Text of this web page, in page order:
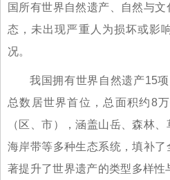
国所有世界自然遗产、自然与
态，未出现严重人为损坏或影
况。
我国拥有世界自然遗产15
总数居世界首位，总面积约8
（区、市），涵盖山岳、森林
海岸带等多种生态系统，填补
著提升了世界遗产的类型多样